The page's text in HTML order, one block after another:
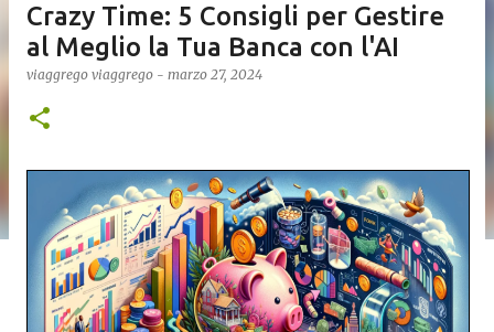
Crazy Time: 5 Consigli per Gestire
al Meglio la Tua Banca con l'AI
viaggrego viaggrego - marzo 27, 2024